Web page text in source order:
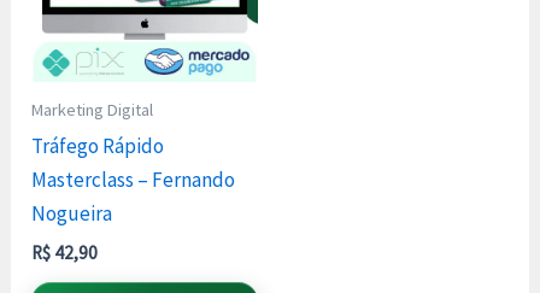
Marketing Digital
Tráfego Rápido
Masterclass – Fernando
Nogueira
R$ 42,90